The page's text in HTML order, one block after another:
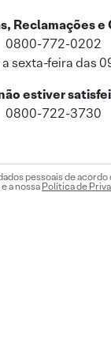
Reclamações
0800-772-0202
sexta-feira das
estiver
0800-722-3730
pessoais de acordo
e a nossa Política de